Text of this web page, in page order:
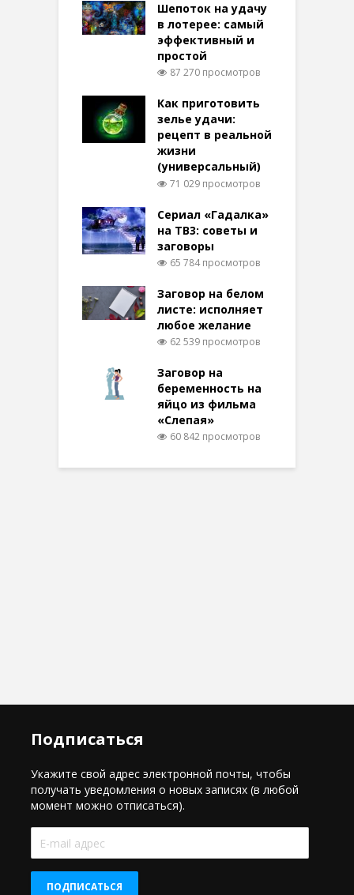
Шепоток на удачу
в лотерее: самый
эффективный и
простой
87 270 просмотров
Как приготовить
зелье удачи:
рецепт в реальной
жизни
(универсальный)
71 029 просмотров
Сериал «Гадалка»
на ТВ3: советы и
заговоры
65 784 просмотров
Заговор на белом
листе: исполняет
любое желание
62 539 просмотров
Заговор на
беременность на
яйцо из фильма
«Слепая»
60 842 просмотров
Подписаться
Укажите свой адрес электронной почты, чтобы
получать уведомления о новых записях (в любой
момент можно отписаться).
E-
mail
ПОДПИСАТЬСЯ